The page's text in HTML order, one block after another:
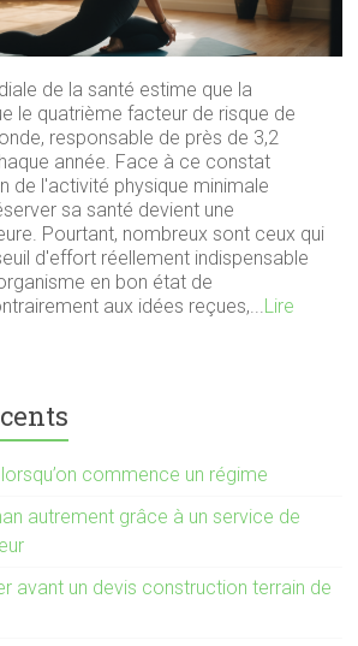
de la santé estime que la
le quatrième facteur de risque de
responsable de près de 3,2
année. Face à ce constat
de l'activité physique minimale
sa santé devient une
Pourtant, nombreux sont ceux qui
d'effort réellement indispensable
en bon état de
aux idées reçues,...Lire
commence un régime
autrement grâce à un service de
avant un devis construction terrain de